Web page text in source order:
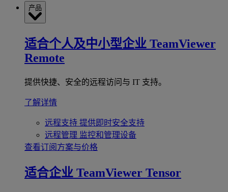
产品
适合个人及中小型企业 TeamViewer
Remote
提供快捷、安全的远程访问与 IT 支持。
了解详情
远程支持 提供即时安全支持
远程管理 监控和管理设备
查看订阅方案与价格
适合企业 TeamViewer Tensor